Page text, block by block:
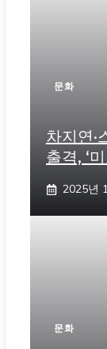
문화
차지연·
출격, ‘
2025년
문화